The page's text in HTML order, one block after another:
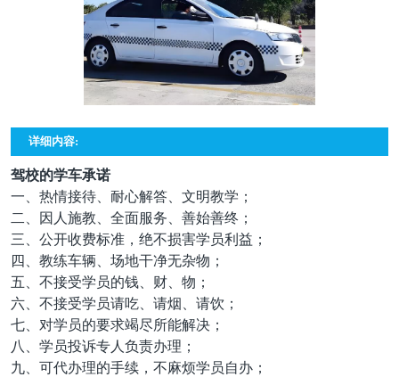
详细内容:
驾校的学车承诺
一、热情接待、耐心解答、文明教学；
二、因人施教、全面服务、善始善终；
三、公开收费标准，绝不损害学员利益；
四、教练车辆、场地干净无杂物；
五、不接受学员的钱、财、物；
六、不接受学员请吃、请烟、请饮；
七、对学员的要求竭尽所能解决；
八、学员投诉专人负责办理；
九、可代办理的手续，不麻烦学员自办；